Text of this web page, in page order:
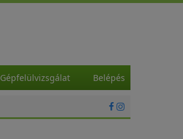
Gépfelülvizsgálat Belépés